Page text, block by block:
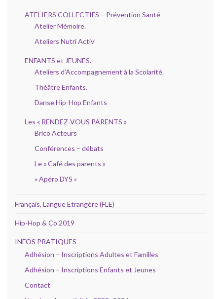
ATELIERS COLLECTIFS – Prévention Santé
Atelier Mémoire.
Ateliers Nutri Activ’
ENFANTS et JEUNES.
Ateliers d’Accompagnement à la Scolarité.
Théâtre Enfants.
Danse Hip-Hop Enfants
Les « RENDEZ-VOUS PARENTS »
Brico Acteurs
Conférences – débats
Le « Café des parents »
« Apéro DYS »
Français, Langue Étrangère (FLE)
Hip-Hop & Co 2019
INFOS PRATIQUES
Adhésion – Inscriptions Adultes et Familles
Adhésion – Inscriptions Enfants et Jeunes
Contact